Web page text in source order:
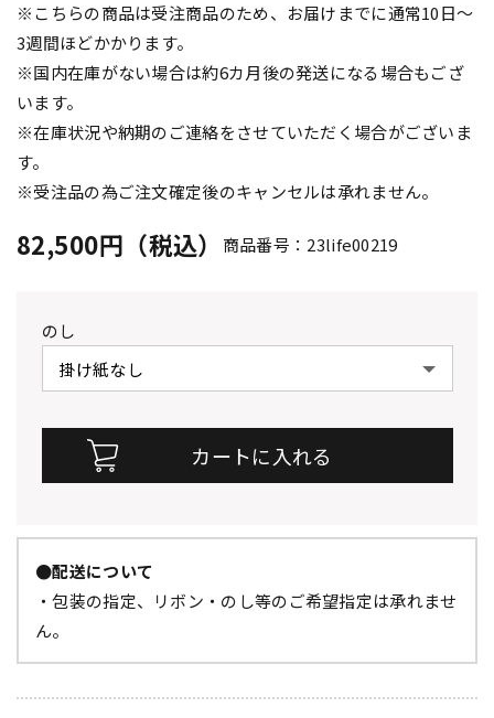
※こちらの商品は受注商品のため、お届けまでに通常10日～
3週間ほどかかります。
※国内在庫がない場合は約6カ月後の発送になる場合もござ
います。
※在庫状況や納期のご連絡をさせていただく場合がございま
す。
※受注品の為ご注文確定後のキャンセルは承れません。
82,500円（税込） 商品番号：23life00219
のし
●配送について
・包装の指定、リボン・のし等のご希望指定は承れませ
ん。